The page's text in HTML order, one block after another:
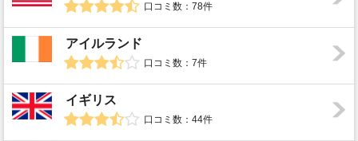
口コミ数：78件
アイルランド
口コミ数：7件
イギリス
口コミ数：44件